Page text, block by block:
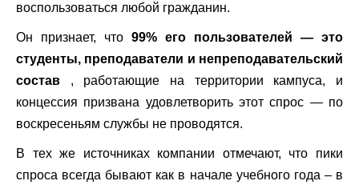
воспользоваться любой гражданин.
Он признает, что 99% его пользователей — это
студенты, преподаватели и непреподавательский
состав , работающие на территории кампуса, и
концессия призвана удовлетворить этот спрос — по
воскресеньям службы не проводятся.
В тех же источниках компании отмечают, что пики
спроса всегда бывают как в начале учебного года – в